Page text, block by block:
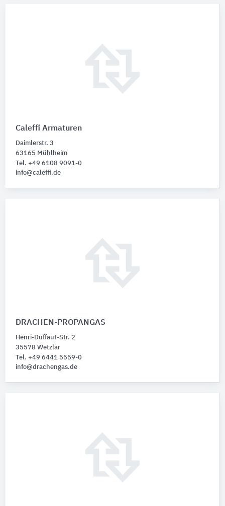
Caleffi Armaturen
Daimlerstr. 3
63165 Mühlheim
Tel. +49 6108 9091-0
info@caleffi.de
DRACHEN-PROPANGAS
Henri-Duffaut-Str. 2
35578 Wetzlar
Tel. +49 6441 5559-0
info@drachengas.de